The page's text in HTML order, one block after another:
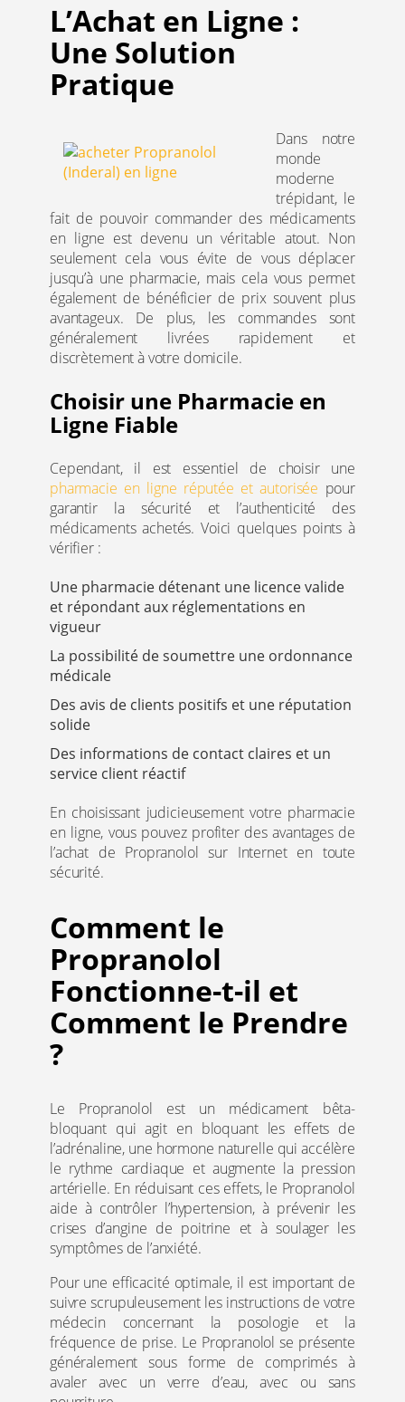
L’Achat en Ligne :
Une Solution
Pratique
Dans notre
monde
moderne
trépidant, le
fait de pouvoir commander des médicaments
en ligne est devenu un véritable atout. Non
seulement cela vous évite de vous déplacer
jusqu’à une pharmacie, mais cela vous permet
également de bénéficier de prix souvent plus
avantageux. De plus, les commandes sont
généralement livrées rapidement et
discrètement à votre domicile.
Choisir une Pharmacie en
Ligne Fiable
Cependant, il est essentiel de choisir une
pharmacie en ligne réputée et autorisée pour
garantir la sécurité et l’authenticité des
médicaments achetés. Voici quelques points à
vérifier :
Une pharmacie détenant une licence valide
et répondant aux réglementations en
vigueur
La possibilité de soumettre une ordonnance
médicale
Des avis de clients positifs et une réputation
solide
Des informations de contact claires et un
service client réactif
En choisissant judicieusement votre pharmacie
en ligne, vous pouvez profiter des avantages de
l’achat de Propranolol sur Internet en toute
sécurité.
Comment le
Propranolol
Fonctionne-t-il et
Comment le Prendre
?
Le Propranolol est un médicament bêta-
bloquant qui agit en bloquant les effets de
l’adrénaline, une hormone naturelle qui accélère
le rythme cardiaque et augmente la pression
artérielle. En réduisant ces effets, le Propranolol
aide à contrôler l’hypertension, à prévenir les
crises d’angine de poitrine et à soulager les
symptômes de l’anxiété.
Pour une efficacité optimale, il est important de
suivre scrupuleusement les instructions de votre
médecin concernant la posologie et la
fréquence de prise. Le Propranolol se présente
généralement sous forme de comprimés à
avaler avec un verre d’eau, avec ou sans